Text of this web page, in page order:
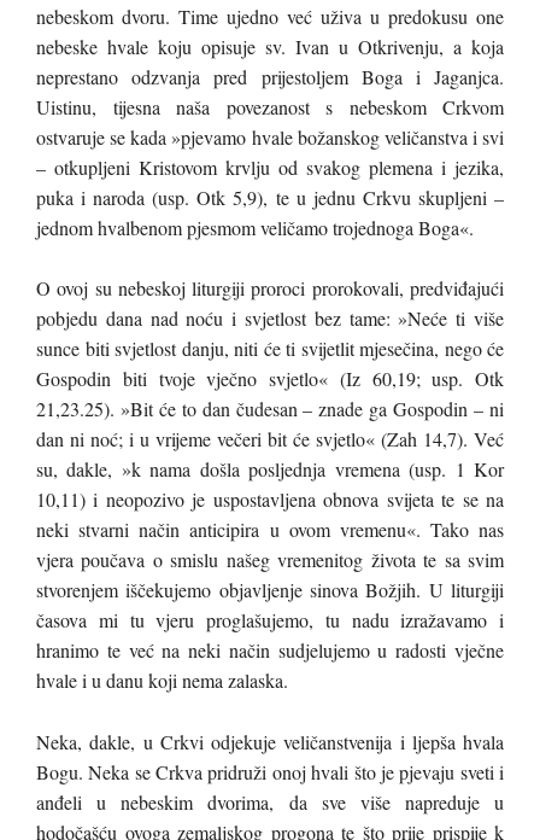
nebeskom dvoru. Time ujedno već uživa u predokusu one
nebeske hvale koju opisuje sv. Ivan u Otkrivenju, a koja
neprestano odzvanja pred prijestoljem Boga i Jaganjca.
Uistinu, tijesna naša povezanost s nebeskom Crkvom
ostvaruje se kada »pjevamo hvale božanskog veličanstva i svi
– otkupljeni Kristovom krvlju od svakog plemena i jezika,
puka i naroda (usp. Otk 5,9), te u jednu Crkvu skupljeni –
jednom hvalbenom pjesmom veličamo trojednoga Boga«.
O ovoj su nebeskoj liturgiji proroci prorokovali, predviđajući
pobjedu dana nad noću i svjetlost bez tame: »Neće ti više
sunce biti svjetlost danju, niti će ti svijetlit mjesečina, nego će
Gospodin biti tvoje vječno svjetlo« (Iz 60,19; usp. Otk
21,23.25). »Bit će to dan čudesan – znade ga Gospodin – ni
dan ni noć; i u vrijeme večeri bit će svjetlo« (Zah 14,7). Već
su, dakle, »k nama došla posljednja vremena (usp. 1 Kor
10,11) i neopozivo je uspostavljena obnova svijeta te se na
neki stvarni način anticipira u ovom vremenu«. Tako nas
vjera poučava o smislu našeg vremenitog života te sa svim
stvorenjem iščekujemo objavljenje sinova Božjih. U liturgiji
časova mi tu vjeru proglašujemo, tu nadu izražavamo i
hranimo te već na neki način sudjelujemo u radosti vječne
hvale i u danu koji nema zalaska.
Neka, dakle, u Crkvi odjekuje veličanstvenija i ljepša hvala
Bogu. Neka se Crkva pridruži onoj hvali što je pjevaju sveti i
anđeli u nebeskim dvorima, da sve više napreduje u
hodočašću ovoga zemaljskog progona te što prije prispije k